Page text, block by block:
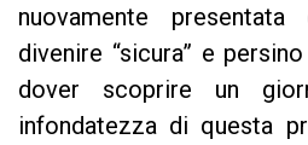
nuovamente
divenire “sicura” e
dover scoprire un
infondatezza di questa